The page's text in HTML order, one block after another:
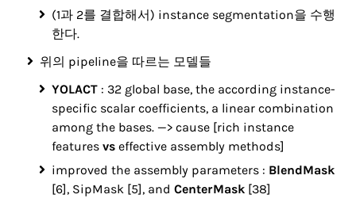
(1과 2를 결합해서) instance segmentation을 수행
한다.
위의 pipeline을 따르는 모델들
YOLACT : 32 global base, the according instance-
specific scalar coefficients, a linear combination
among the bases. —> cause [rich instance
features vs effective assembly methods]
improved the assembly parameters : BlendMask
[6], SipMask [5], and CenterMask [38]